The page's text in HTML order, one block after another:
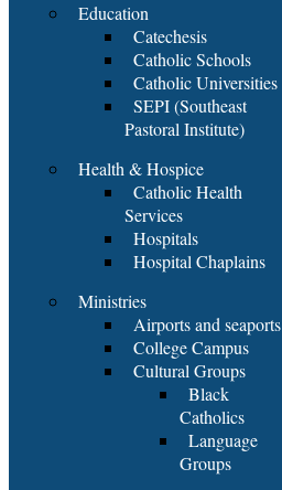
Education
Catechesis
Catholic Schools
Catholic Universities
SEPI (Southeast
Pastoral Institute)
Health & Hospice
Catholic Health
Services
Hospitals
Hospital Chaplains
Ministries
Airports and seaports
College Campus
Cultural Groups
Black
Catholics
Language
Groups